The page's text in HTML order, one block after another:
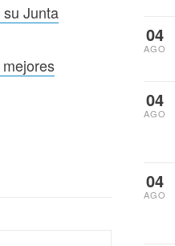
Junta
04
AGO
04
AGO
04
AGO